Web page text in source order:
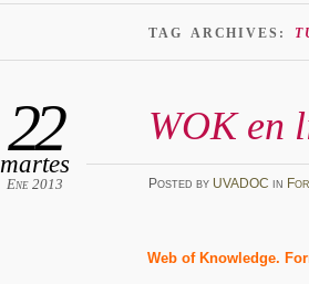
TAG ARCHIVES:
WOK en
22
martes
Ene 2013 Posted by UVADOC in
Web of Knowledge.